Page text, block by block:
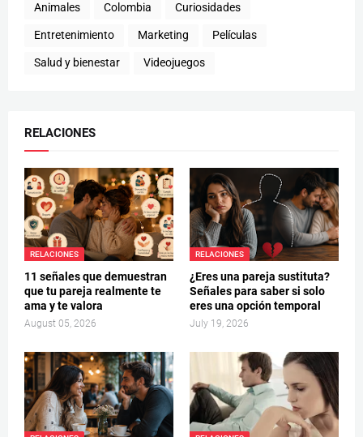
Animales Colombia Curiosidades
Entretenimiento Marketing Películas
Salud y bienestar Videojuegos
RELACIONES
RELACIONES
11 señales que demuestran
que tu pareja realmente te
ama y te valora
August 05, 2026
RELACIONES
¿Eres una pareja sustituta?
Señales para saber si solo
eres una opción temporal
July 19, 2026